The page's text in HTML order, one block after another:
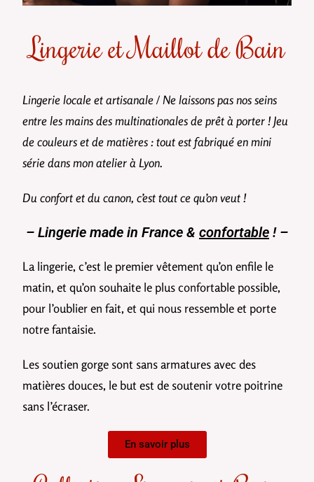
Lingerie et Maillot de Bain
Lingerie locale et artisanale / Ne laissons pas nos seins
entre les mains des multinationales de prêt à porter ! Jeu
de couleurs et de matières : tout est fabriqué en mini
série dans mon atelier à Lyon.
Du confort et du canon, c’est tout ce qu’on veut !
– Lingerie made in France & confortable ! –
La lingerie, c’est le premier vêtement qu’on enfile le
matin, et qu’on souhaite le plus confortable possible,
pour l’oublier en fait, et qui nous ressemble et porte
notre fantaisie.
Les soutien gorge sont sans armatures avec des
matières douces, le but est de soutenir votre poitrine
sans l’écraser.
En savoir plus